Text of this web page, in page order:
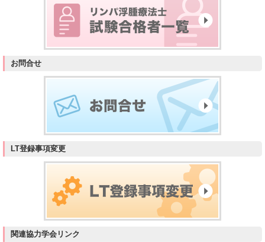
お問合せ
LT登録事項変更
関連協力学会リンク